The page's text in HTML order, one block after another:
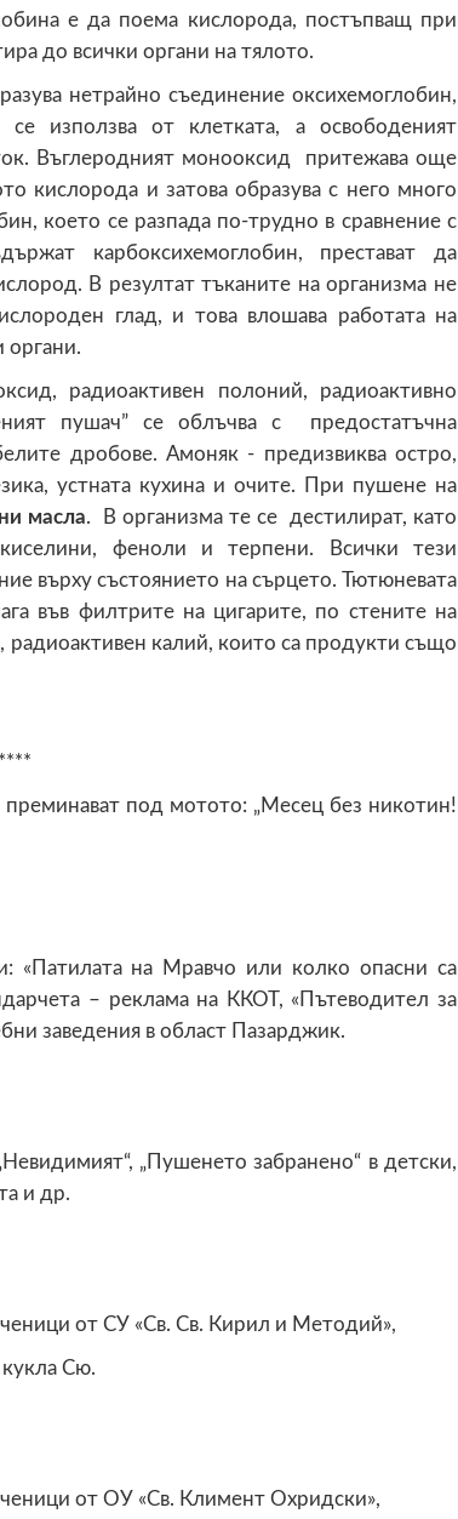
е да поема кислорода, постъпващ при
до всички органи на тялото.
нетрайно съединение оксихемоглобин,
използва от клетката, а освободеният
Въглеродният монооксид притежава още
кислорода и затова образува с него много
което се разпада по-трудно в сравнение с
карбоксихемоглобин, престават да
В резултат тъканите на организма не
глад, и това влошава работата на
органи.
радиоактивен полоний, радиоактивно
пушач” се облъчва с предостатъчна
дробове. Амоняк - предизвиква остро,
устната кухина и очите. При пушене на
масла. В организма те се дестилират, като
феноли и терпени. Всички тези
върху състоянието на сърцето. Тютюневата
във филтрите на цигарите, по стените на
калий, които са продукти също
под мотото: „Месец без никотин!
«Патилата на Мравчо или колко опасни са
– реклама на ККОТ, «Пътеводител за
заведения в област Пазарджик.
„Пушенето забранено“ в детски,
и др.
от СУ «Св. Св. Кирил и Методий»,
Сю.
от ОУ «Св. Климент Охридски»,